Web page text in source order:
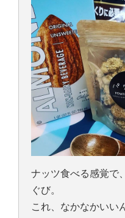
ナッツ食べる感覚で
ぐび。
これ、なかなかいい